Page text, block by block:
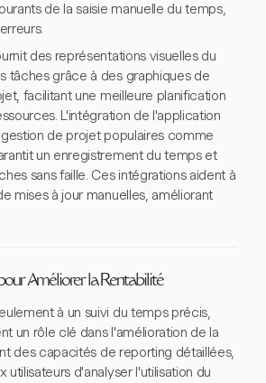
de la saisie manuelle du temps,
des représentations visuelles du
tâches grâce à des graphiques de
facilitant une meilleure planification
L'intégration de l'application
de projet populaires comme
un enregistrement du temps et
sans faille. Ces intégrations aident à
mises à jour manuelles, améliorant
Améliorer la Rentabilité
à un suivi du temps précis,
un rôle clé dans l'amélioration de la
des capacités de reporting détaillées,
utilisateurs d'analyser l'utilisation du